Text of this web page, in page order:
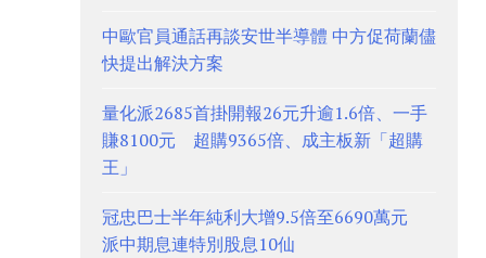
中歐官員通話再談安世半導體 中方促荷蘭儘
快提出解決方案
量化派2685首掛開報26元升逾1.6倍、一手
賺8100元 超購9365倍、成主板新「超購
王」
冠忠巴士半年純利大增9.5倍至6690萬元
派中期息連特別股息10仙